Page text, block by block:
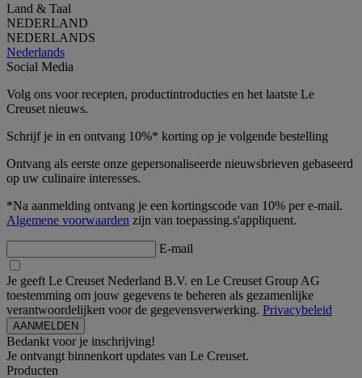
Land & Taal
NEDERLAND
NEDERLANDS
Nederlands
Social Media
Volg ons voor recepten, productintroducties en het laatste Le
Creuset nieuws.
Schrijf je in en ontvang 10%* korting op je volgende bestelling
Ontvang als eerste onze gepersonaliseerde nieuwsbrieven gebaseerd
op uw culinaire interesses.
*Na aanmelding ontvang je een kortingscode van 10% per e-mail.
Algemene voorwaarden zijn van toepassing.s'appliquent.
E-mail
Je geeft Le Creuset Nederland B.V. en Le Creuset Group AG
toestemming om jouw gegevens te beheren als gezamenlijke
verantwoordelijken voor de gegevensverwerking. Privacybeleid
Bedankt voor je inschrijving!
Je ontvangt binnenkort updates van Le Creuset.
Producten